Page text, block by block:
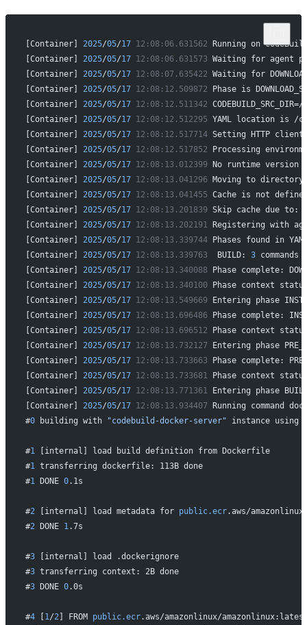
[Container] 2025/05/17 12:08:06.631562 Running on
[Container] 2025/05/17 12:08:06.631573 Waiting for agent
[Container] 2025/05/17 12:08:07.635422 Waiting for
[Container] 2025/05/17 12:08:12.509872 Phase is
[Container] 2025/05/17 12:08:12.511342
[Container] 2025/05/17 12:08:12.512295 YAML location is /
[Container] 2025/05/17 12:08:12.517714 Setting HTTP client
[Container] 2025/05/17 12:08:12.517852 Processing
[Container] 2025/05/17 12:08:13.012399 No runtime version
[Container] 2025/05/17 12:08:13.041296 Moving to directory /
[Container] 2025/05/17 12:08:13.041455 Cache is not
[Container] 2025/05/17 12:08:13.201839 Skip cache due to:
[Container] 2025/05/17 12:08:13.202191
Registering with
[Container] 2025/05/17 12:08:13.339744 Phases found in
[Container] 2025/05/17 12:08:13.339763
  BUILD:
3 commands
[Container] 2025/05/17 12:08:13.340088 Phase complete:
[Container] 2025/05/17 12:08:13.340100 Phase context
[Container] 2025/05/17 12:08:13.549669 Entering phase
[Container] 2025/05/17 12:08:13.696486 Phase complete:
[Container] 2025/05/17 12:08:13.696512 Phase context
[Container] 2025/05/17 12:08:13.732127 Entering phase
[Container] 2025/05/17 12:08:13.733663 Phase complete:
[Container] 2025/05/17 12:08:13.733681
Phase context
[Container] 2025/05/17 12:08:13.771361
Entering phase
[Container] 2025/05/17 12:08:13.934407 Running command
#0 building with "codebuild-docker-server" instance using
#1
[internal] load build definition from Dockerfile
#1
transferring dockerfile: 113B done
#1 DONE 0.1s
#2 [internal] load metadata for public.ecr.aws/
#2 DONE 1 .7s
#3 [internal] load .dockerignore
#3 transferring context: 2B done
#3 DONE 0.0s
#4 [1 /2 ] FROM public.ecr.aws/amazonlinux/